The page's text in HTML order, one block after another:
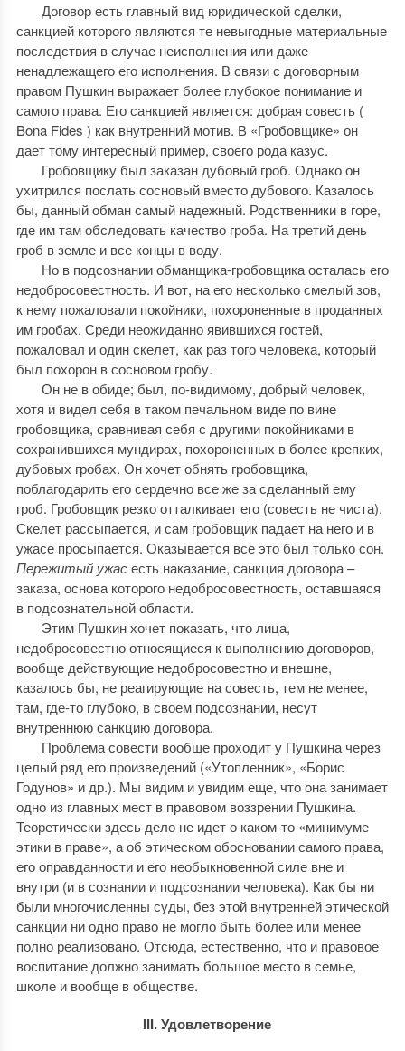
Договор есть главный вид юридической сделки,
санкцией которого являются те невыгодные материальные
последствия в случае неисполнения или даже
ненадлежащего его исполнения. В связи с договорным
правом Пушкин выражает более глубокое понимание и
самого права. Его санкцией является: добрая совесть (
Bona Fides ) как внутренний мотив. В «Гробовщике» он
дает тому интересный пример, своего рода казус.
Гробовщику был заказан дубовый гроб. Однако он
ухитрился послать сосновый вместо дубового. Казалось
бы, данный обман самый надежный. Родственники в горе,
где им там обследовать качество гроба. На третий день
гроб в земле и все концы в воду.
Но в подсознании обманщика-гробовщика осталась его
недобросовестность. И вот, на его несколько смелый зов,
к нему пожаловали покойники, похороненные в проданных
им гробах. Среди неожиданно явившихся гостей,
пожаловал и один скелет, как раз того человека, который
был похорон в сосновом гробу.
Он не в обиде; был, по-видимому, добрый человек,
хотя и видел себя в таком печальном виде по вине
гробовщика, сравнивая себя с другими покойниками в
сохранившихся мундирах, похороненных в более крепких,
дубовых гробах. Он хочет обнять гробовщика,
поблагодарить его сердечно все же за сделанный ему
гроб. Гробовщик резко отталкивает его (совесть не чиста).
Скелет рассыпается, и сам гробовщик падает на него и в
ужасе просыпается. Оказывается все это был только сон.
Пережитый ужасесть наказание, санкция договора –
заказа, основа которого недобросовестность, оставшаяся
в подсознательной области.
Этим Пушкин хочет показать, что лица,
недобросовестно относящиеся к выполнению договоров,
вообще действующие недобросовестно и внешне,
казалось бы, не реагирующие на совесть, тем не менее,
там, где-то глубоко, в своем подсознании, несут
внутреннюю санкцию договора.
Проблема совести вообще проходит у Пушкина через
целый ряд его произведений («Утопленник», «Борис
Годунов» и др.). Мы видим и увидим еще, что она занимает
одно из главных мест в правовом воззрении Пушкина.
Теоретически здесь дело не идет о каком-то «минимуме
этики в праве», а об этическом обосновании самого права,
его оправданности и его необыкновенной силе вне и
внутри (и в сознании и подсознании человека). Как бы ни
были многочисленны суды, без этой внутренней этической
санкции ни одно право не могло быть более или менее
полно реализовано. Отсюда, естественно, что и правовое
воспитание должно занимать большое место в семье,
школе и вообще в обществе.
III. Удовлетворение